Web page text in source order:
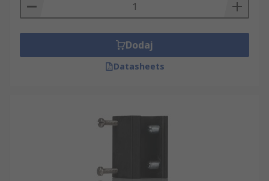
Dodaj
Datasheets